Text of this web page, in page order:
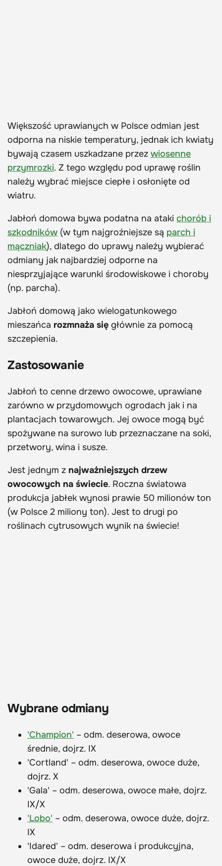
Większość uprawianych w Polsce odmian jest
odporna na niskie temperatury, jednak ich kwiaty
bywają czasem uszkadzane przez wiosenne
przymrozki. Z tego względu pod uprawę roślin
należy wybrać miejsce ciepłe i osłonięte od
wiatru.
Jabłoń domowa bywa podatna na ataki chorób i
szkodników (w tym najgroźniejsze są parch i
mączniak), dlatego do uprawy należy wybierać
odmiany jak najbardziej odporne na
niesprzyjające warunki środowiskowe i choroby
(np. parcha).
Jabłoń domową jako wielogatunkowego
mieszańca rozmnaża się głównie za pomocą
szczepienia.
Zastosowanie
Jabłoń to cenne drzewo owocowe, uprawiane
zarówno w przydomowych ogrodach jak i na
plantacjach towarowych. Jej owoce mogą być
spożywane na surowo lub przeznaczane na soki,
przetwory, wina i susze.
Jest jednym z najważniejszych drzew
owocowych na świecie. Roczna światowa
produkcja jabłek wynosi prawie 50 milionów ton
(w Polsce 2 miliony ton). Jest to drugi po
roślinach cytrusowych wynik na świecie!
Wybrane odmiany
'Champion' – odm. deserowa, owoce
średnie, dojrz. IX
'Cortland' – odm. deserowa, owoce duże,
dojrz. X
'Gala' – odm. deserowa, owoce małe, dojrz.
IX/X
'Lobo' – odm. deserowa, owoce duże, dojrz.
IX
'Idared' – odm. deserowa i produkcyjna,
owoce duże, dojrz. IX/X